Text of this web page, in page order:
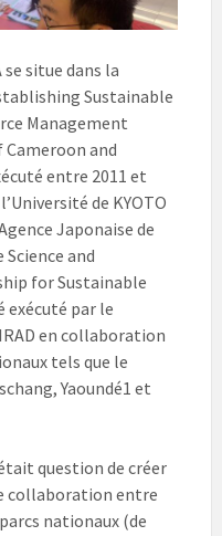
situe dans la
Sustainable
Management
and
entre 2011 et
de KYOTO
Japonaise de
and
for Sustainable
exécuté par le
en collaboration
tels que le
Yaoundé1 et
question de créer
collaboration entre
nationaux (de